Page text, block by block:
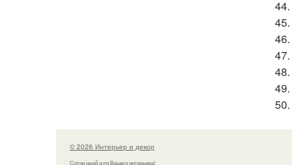
44.
45.
46.
47.
48.
49.
50.
© 2026 Интерьер и декор
Сотни идей для Вашего интерьера!